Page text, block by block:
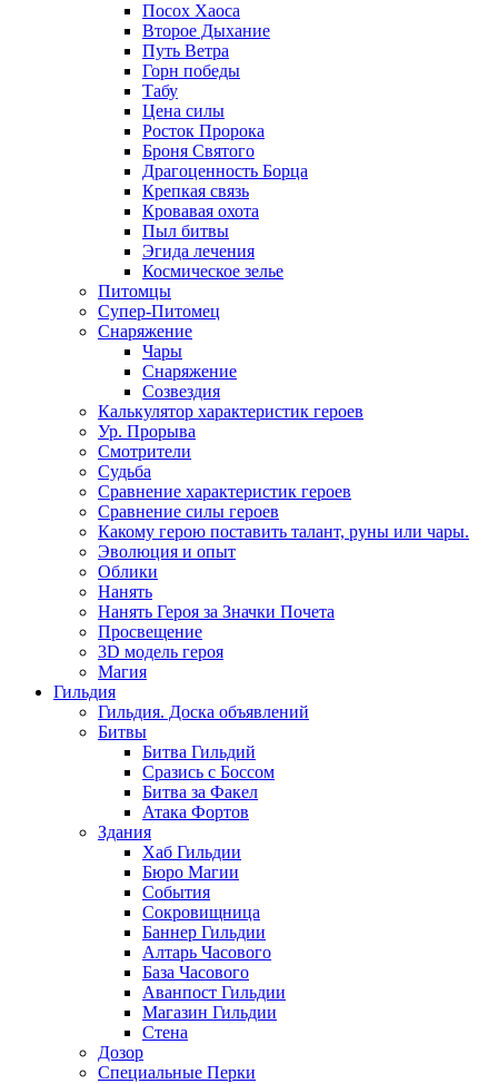
Посох Хаоса
Второе Дыхание
Путь Ветра
Горн победы
Табу
Цена силы
Росток Пророка
Броня Святого
Драгоценность Борца
Крепкая связь
Кровавая охота
Пыл битвы
Эгида лечения
Космическое зелье
Питомцы
Супер-Питомец
Снаряжение
Чары
Снаряжение
Созвездия
Калькулятор характеристик героев
Ур. Прорыва
Смотрители
Судьба
Сравнение характеристик героев
Сравнение силы героев
Какому герою поставить талант, руны или чары.
Эволюция и опыт
Облики
Нанять
Нанять Героя за Значки Почета
Просвещение
3D модель героя
Магия
Гильдия
Гильдия. Доска объявлений
Битвы
Битва Гильдий
Сразись с Боссом
Битва за Факел
Атака Фортов
Здания
Хаб Гильдии
Бюро Магии
События
Сокровищница
Баннер Гильдии
Алтарь Часового
База Часового
Аванпост Гильдии
Магазин Гильдии
Стена
Дозор
Специальные Перки